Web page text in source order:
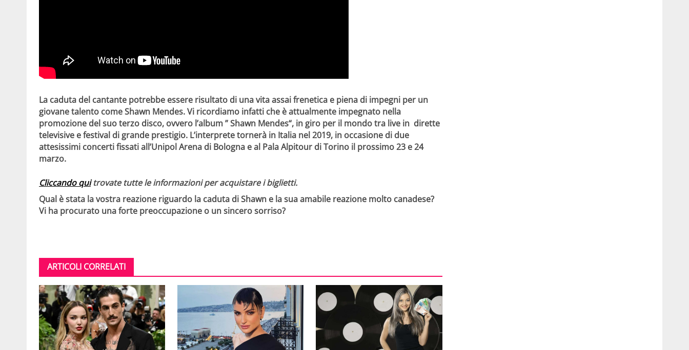
La caduta del cantante potrebbe essere risultato di una vita assai frenetica e piena di impegni per un
giovane talento come Shawn Mendes. Vi ricordiamo infatti che è attualmente impegnato nella
promozione del suo terzo disco, ovvero l’album ”Shawn Mendes“, in giro per il mondo tra live in dirette
televisive e festival di grande prestigio. L’interprete tornerà in Italia nel 2019, in occasione di due
attesissimi concerti fissati all’Unipol Arena di Bologna e al Pala Alpitour di Torino il prossimo 23 e 24
marzo.
Cliccando quitrovate tutte le informazioni per acquistare i biglietti.
Qual è stata la vostra reazione riguardo la caduta di Shawn e la sua amabile reazione molto canadese?
Vi ha procurato una forte preoccupazione o un sincero sorriso?
ARTICOLI CORRELATI